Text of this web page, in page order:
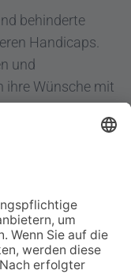
behinderte
Handicaps.
und
ihre Wünsche mit